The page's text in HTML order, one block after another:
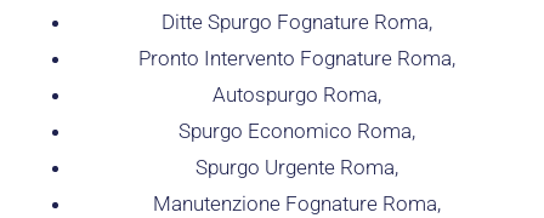
Ditte Spurgo Fognature Roma,
Pronto Intervento Fognature Roma,
Autospurgo Roma,
Spurgo Economico Roma,
Spurgo Urgente Roma,
Manutenzione Fognature Roma,